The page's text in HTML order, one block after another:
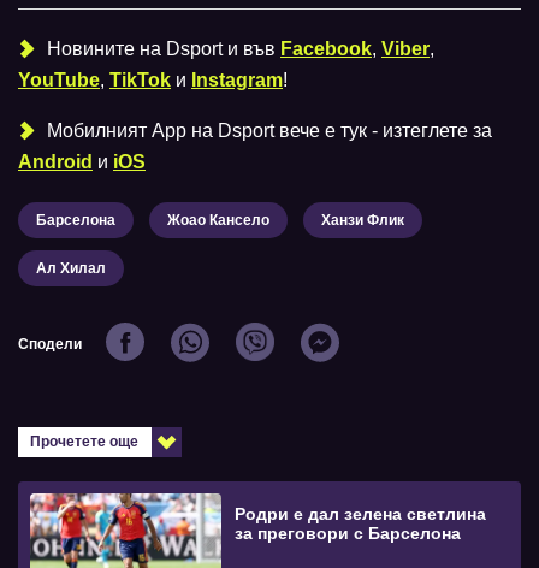
Новините на Dsport и във Facebook, Viber,
YouTube, TikTok и Instagram!
Мобилният Аpp на Dsport вече е тук - изтеглете за
Android и iOS
Барселона Жоао Кансело Ханзи Флик
Ал Хилал
Сподели
Прочетете още
Родри е дал зелена светлина
за преговори с Барселона